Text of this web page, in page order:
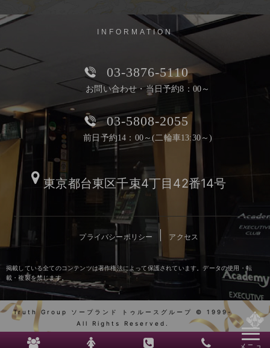
INFORMATION
03-3876-5110
お問い合わせ・当日予約8：00～
03-5808-2055
前日予約14：00～(二輪車13:30～)
東京都台東区千束4丁目42番14号
プライバシーポリシー アクセス
掲載している全てのコンテンツは著作権法によって保護されています。データの使用・転
載・複製を禁じます。
Truth Group ソープランド トゥルースグループ © 1999-
All Rights Reserved.